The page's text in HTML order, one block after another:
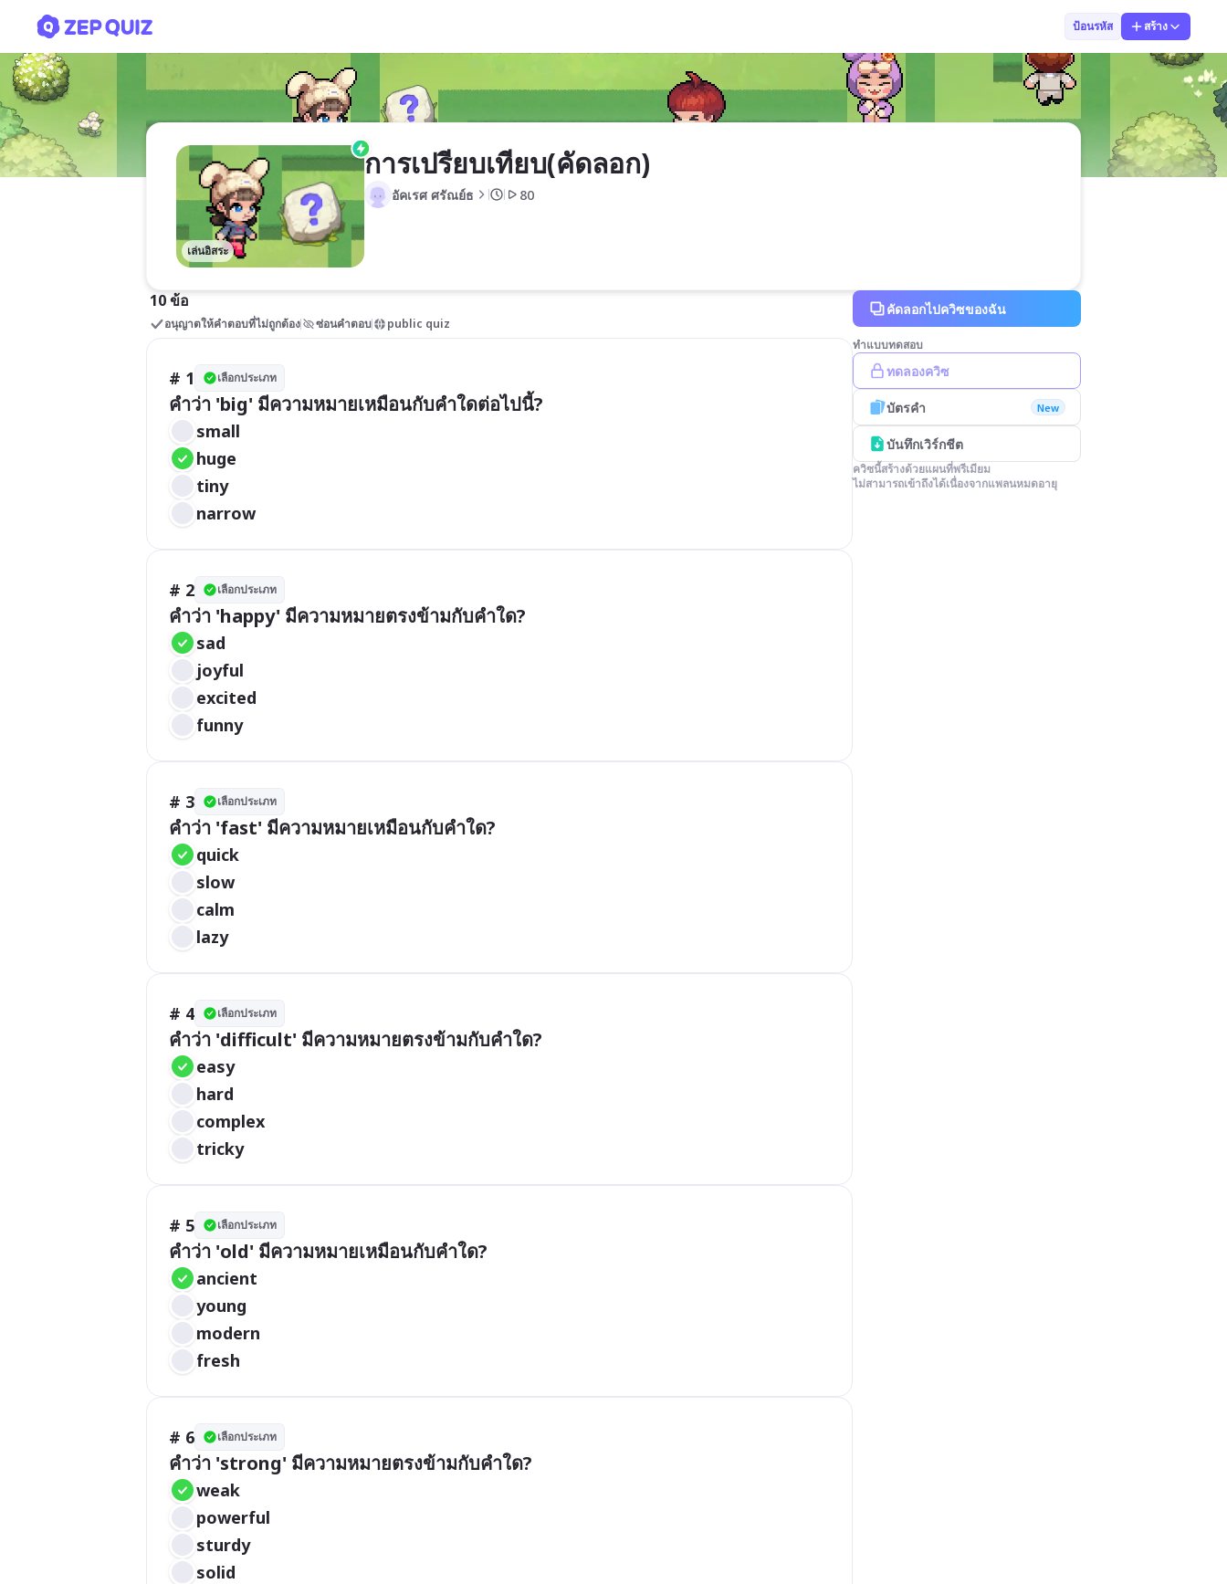
ป้อนรหัส สร้าง
เล่นอิสระ
การเปรียบเทียบ(คัดลอก)
อัคเรศ ศรัณย์ธ 80
10 ข้อ
อนุญาตให้คำตอบที่ไม่ถูกต้อง ซ่อนคำตอบ public quiz
# 1 เลือกประเภท
คำว่า 'big' มีความหมายเหมือนกับคำใดต่อไปนี้?
small
huge
tiny
narrow
# 2 เลือกประเภท
คำว่า 'happy' มีความหมายตรงข้ามกับคำใด?
sad
joyful
excited
funny
# 3 เลือกประเภท
คำว่า 'fast' มีความหมายเหมือนกับคำใด?
quick
slow
calm
lazy
# 4 เลือกประเภท
คำว่า 'difficult' มีความหมายตรงข้ามกับคำใด?
easy
hard
complex
tricky
# 5 เลือกประเภท
คำว่า 'old' มีความหมายเหมือนกับคำใด?
ancient
young
modern
fresh
# 6 เลือกประเภท
คำว่า 'strong' มีความหมายตรงข้ามกับคำใด?
weak
powerful
sturdy
solid
คัดลอกไปควิซของฉัน
ทำแบบทดสอบ
ทดลองควิซ
บัตรคำ New
บันทึกเวิร์กชีต
ควิซนี้สร้างด้วยแผนที่พรีเมียม
ไม่สามารถเข้าถึงได้เนื่องจากแพลนหมดอายุ